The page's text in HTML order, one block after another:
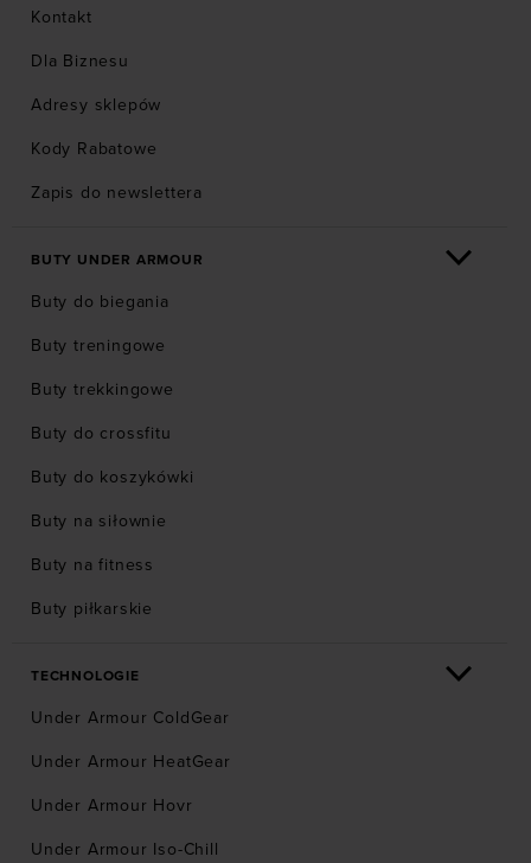
Kontakt
Dla Biznesu
Adresy sklepów
Kody Rabatowe
Zapis do newslettera
BUTY UNDER ARMOUR
Buty do biegania
Buty treningowe
Buty trekkingowe
Buty do crossfitu
Buty do koszykówki
Buty na siłownie
Buty na fitness
Buty piłkarskie
TECHNOLOGIE
Under Armour ColdGear
Under Armour HeatGear
Under Armour Hovr
Under Armour Iso-Chill